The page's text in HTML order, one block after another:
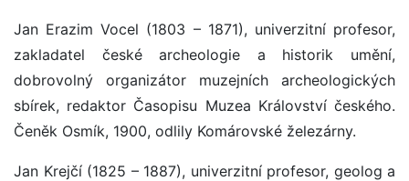
Jan Erazim Vocel (1803 – 1871), univerzitní profesor,
zakladatel české archeologie a historik umění,
dobrovolný organizátor muzejních archeologických
sbírek, redaktor Časopisu Muzea Království českého.
Čeněk Osmík, 1900, odlily Komárovské železárny.
Jan Krejčí (1825 – 1887), univerzitní profesor, geolog a